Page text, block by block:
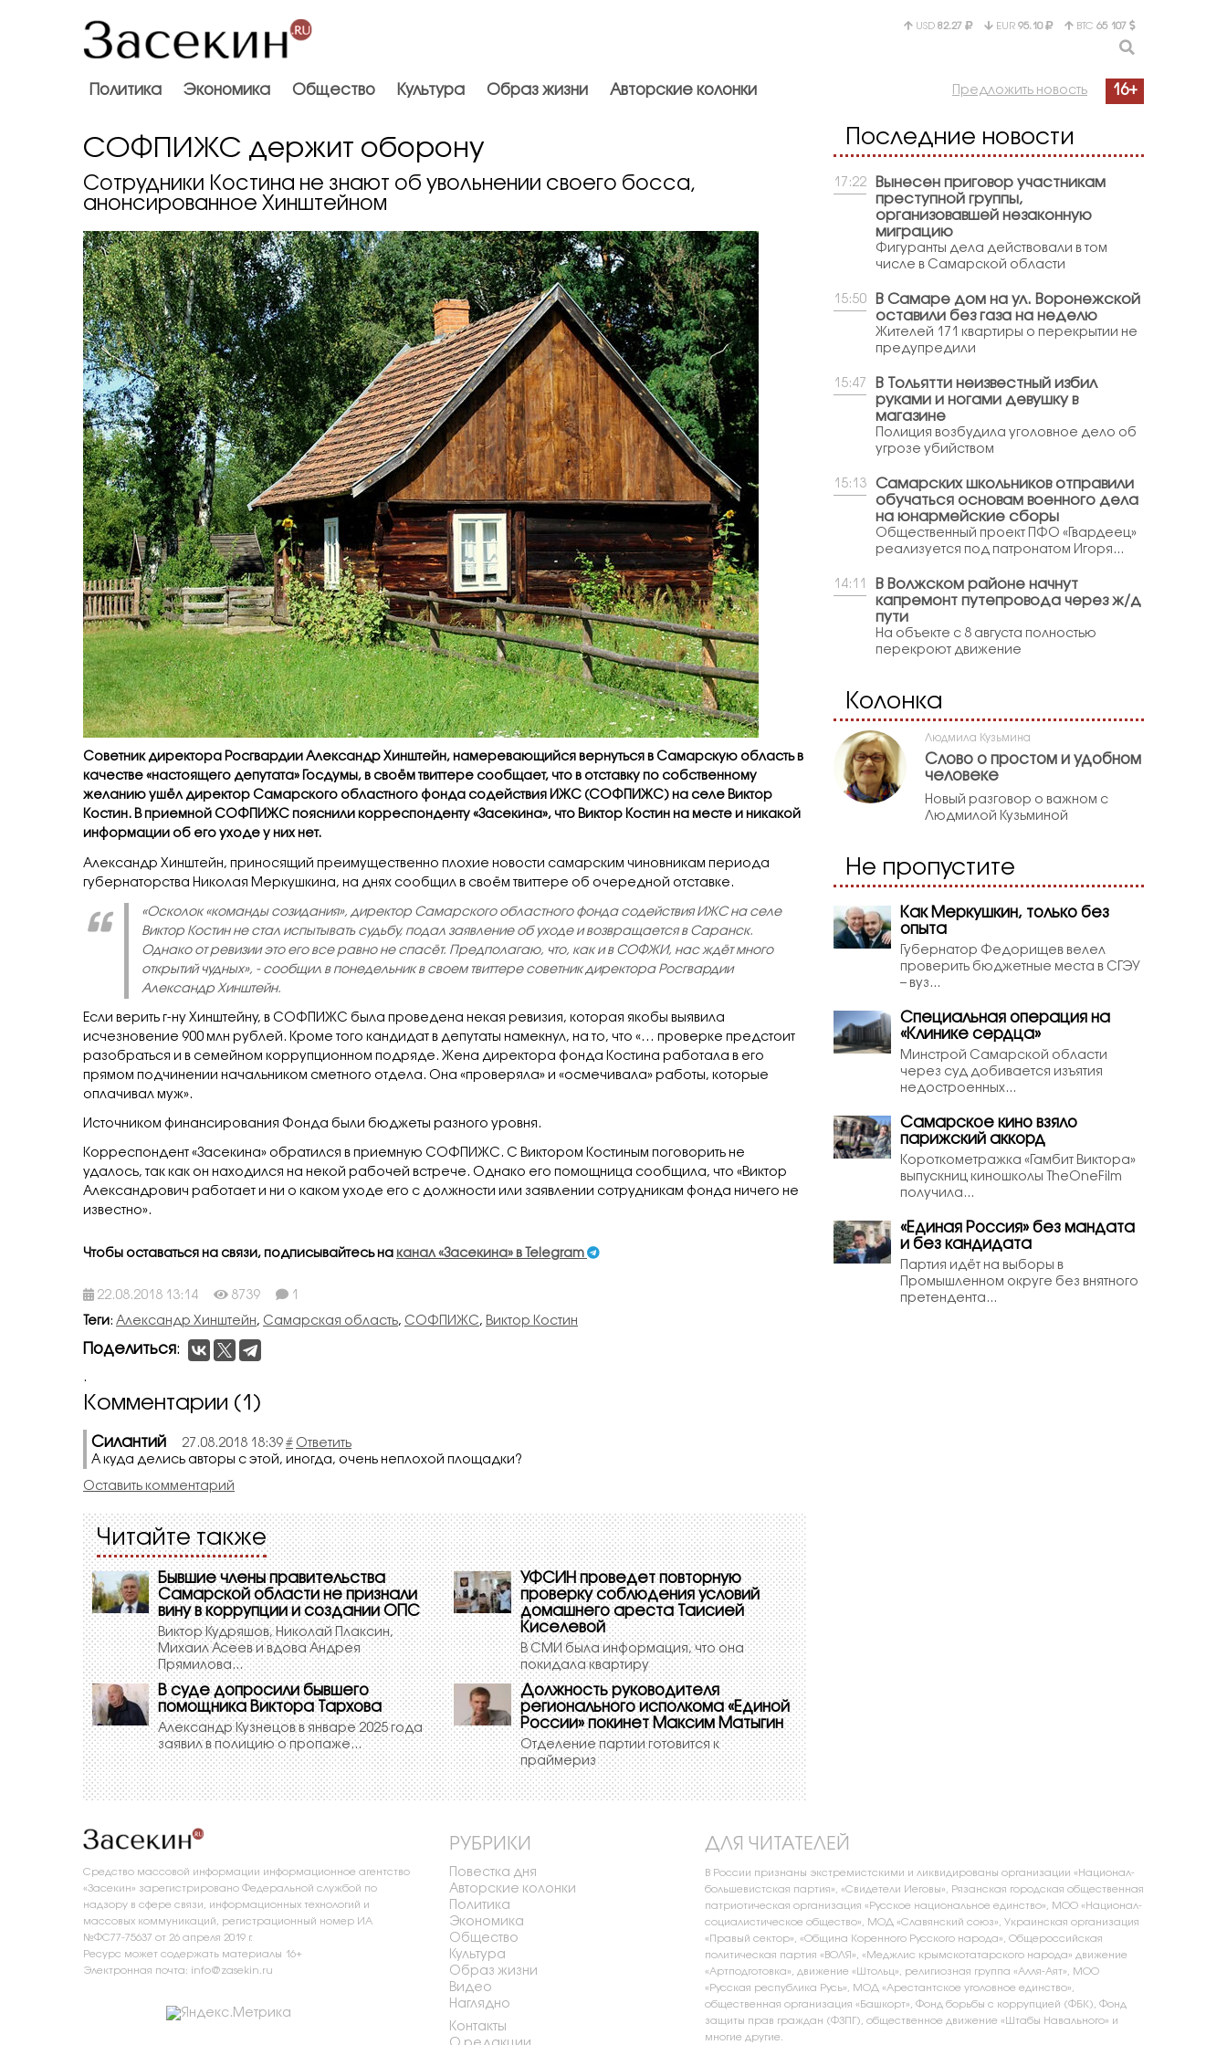
USD 82.27 EUR 95.10 BTC 65 107
Политика Экономика Общество Культура Образ жизни Авторские колонки Предложить новость 16+
СОФПИЖС держит оборону
Сотрудники Костина не знают об увольнении своего босса,
анонсированное Хинштейном
Советник директора Росгвардии Александр Хинштейн, намеревающийся вернуться в Самарскую область в
качестве «настоящего депутата» Госдумы, в своём твиттере сообщает, что в отставку по собственному
желанию ушёл директор Самарского областного фонда содействия ИЖС (СОФПИЖС) на селе Виктор
Костин. В приемной СОФПИЖС пояснили корреспонденту «Засекина», что Виктор Костин на месте и никакой
информации об его уходе у них нет.
Александр Хинштейн, приносящий преимущественно плохие новости самарским чиновникам периода
губернаторства Николая Меркушкина, на днях сообщил в своём твиттере об очередной отставке.
«Осколок «команды созидания», директор Самарского областного фонда содействия ИЖС на селе
Виктор Костин не стал испытывать судьбу, подал заявление об уходе и возвращается в Саранск.
Однако от ревизии это его все равно не спасёт. Предполагаю, что, как и в СОФЖИ, нас ждёт много
открытий чудных», - сообщил в понедельник в своем твиттере советник директора Росгвардии
Александр Хинштейн.
Если верить г-ну Хинштейну, в СОФПИЖС была проведена некая ревизия, которая якобы выявила
исчезновение 900 млн рублей. Кроме того кандидат в депутаты намекнул, на то, что «… проверке предстоит
разобраться и в семейном коррупционном подряде. Жена директора фонда Костина работала в его
прямом подчинении начальником сметного отдела. Она «проверяла» и «осмечивала» работы, которые
оплачивал муж».
Источником финансирования Фонда были бюджеты разного уровня.
Корреспондент «Засекина» обратился в приемную СОФПИЖС. С Виктором Костиным поговорить не
удалось, так как он находился на некой рабочей встрече. Однако его помощница сообщила, что «Виктор
Александрович работает и ни о каком уходе его с должности или заявлении сотрудникам фонда ничего не
известно».
Чтобы оставаться на связи, подписывайтесь на канал «Засекина» в Telegram
22.08.2018 13:14 8739 1
Теги : Александр Хинштейн , Самарская область, СОФПИЖС, Виктор Костин
Поделиться :
.
Комментарии (1)
Силантий 27.08.2018 18:39 # Ответить
А куда делись авторы с этой, иногда, очень неплохой площадки?
Оставить комментарий
Читайте также
Бывшие члены правительства
Самарской области не признали
вину в коррупции и создании ОПС
Виктор Кудряшов, Николай Плаксин,
Михаил Асеев и вдова Андрея
Прямилова...
УФСИН проведет повторную
проверку соблюдения условий
домашнего ареста Таисией
Киселевой
В СМИ была информация, что она
покидала квартиру
В суде допросили бывшего
помощника Виктора Тархова
Александр Кузнецов в январе 2025 года
заявил в полицию о пропаже...
Должность руководителя
регионального исполкома «Единой
России» покинет Максим Матыгин
Отделение партии готовится к
праймериз
Последние новости
17:22
Вынесен приговор участникам
преступной группы,
организовавшей незаконную
миграцию
Фигуранты дела действовали в том
числе в Самарской области
15:50
В Самаре дом на ул. Воронежской
оставили без газа на неделю
Жителей 171 квартиры о перекрытии не
предупредили
15:47
В Тольятти неизвестный избил
руками и ногами девушку в
магазине
Полиция возбудила уголовное дело об
угрозе убийством
15:13
Самарских школьников отправили
обучаться основам военного дела
на юнармейские сборы
Общественный проект ПФО «Гвардеец»
реализуется под патронатом Игоря...
14:11
В Волжском районе начнут
капремонт путепровода через ж/д
пути
На объекте с 8 августа полностью
перекроют движение
Колонка
Людмила Кузьмина
Слово о простом и удобном
человеке
Новый разговор о важном с
Людмилой Кузьминой
Не пропустите
Как Меркушкин, только без
опыта
Губернатор Федорищев велел
проверить бюджетные места в СГЭУ
– вуз...
Специальная операция на
«Клинике сердца»
Минстрой Самарской области
через суд добивается изъятия
недостроенных...
Самарское кино взяло
парижский аккорд
Короткометражка «Гамбит Виктора»
выпускниц киношколы TheOneFilm
получила...
«Единая Россия» без мандата
и без кандидата
Партия идёт на выборы в
Промышленном округе без внятного
претендента...
Средство массовой информации информационное агентство
«Засекин» зарегистрировано Федеральной службой по
надзору в сфере связи, информационных технологий и
массовых коммуникаций, регистрационный номер ИА
№ФС77-75637 от 26 апреля 2019 г.
Ресурс может содержать материалы 16+
Электронная почта: info@zasekin.ru
РУБРИКИ
Повестка дня
Авторские колонки
Политика
Экономика
Общество
Культура
Образ жизни
Видео
Наглядно
Контакты
ДЛЯ ЧИТАТЕЛЕЙ
В России признаны экстремистскими и ликвидированы организации «Национал-
большевистская партия», «Свидетели Иеговы», Рязанская городская общественная
патриотическая организация «Русское национальное единство», МОО «Национал-
социалистическое общество», МОД «Славянский союз», Украинская организация
«Правый сектор», «Община Коренного Русского народа», Общероссийская
политическая партия «ВОЛЯ», «Меджлис крымскотатарского народа» движение
«Артподготовка», движение «Штольц», религиозная группа «Алля-Аят», МОО
«Русская республика Русь», МОД «Арестантское уголовное единство»,
общественная организация «Башкорт», Фонд борьбы с коррупцией (ФБК), Фонд
защиты прав граждан (ФЗПГ), общественное движение «Штабы Навального» и
многие другие.